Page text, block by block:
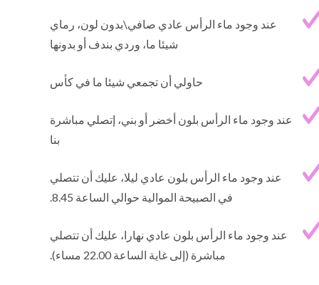
عند وجود ماء الرأس عادي صافي\بدون لون، رماي
شيئا ما، وردي بندف أو بدونها
حاولي أن تجمعي شيئا ما في كأس
عند وجود ماء الرأس بلون أخضر أو بني، إتصلي مباشرة
بنا
عند وجود ماء الرأس بلون عادي ليلا، عليك أن تتصلي
في الصبيحة الموالية حوالي الساعة 8.45.
عند وجود ماء الرأس بلون عادي نهارا، عليك أن تتصلي
مباشرة (إلى غاية الساعة 22.00 مساء).